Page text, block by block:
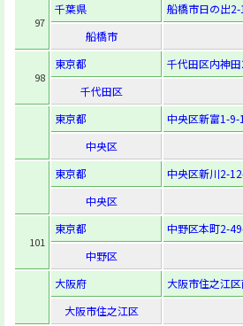
97
千葉県
船橋市日の出
船橋市
98
東京都
千代田区内神
千代田区
東京都
中央区新富1-9-
中央区
東京都
中央区新川2-
中央区
101
東京都
中野区本町2-
中野区
大阪府
大阪市住之江
大阪市住之江区